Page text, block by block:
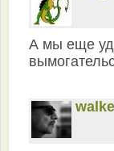
А мы еще